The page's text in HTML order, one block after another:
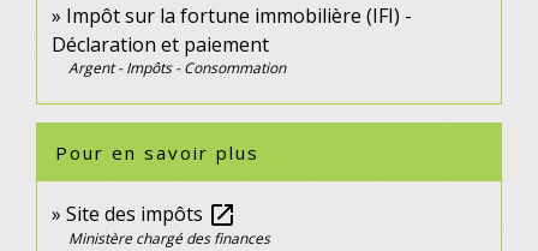
Impôt sur la fortune immobilière (IFI) -
Déclaration et paiement
Argent - Impôts - Consommation
Pour en savoir plus
Site des impôts open_in_new
Ministère chargé des finances